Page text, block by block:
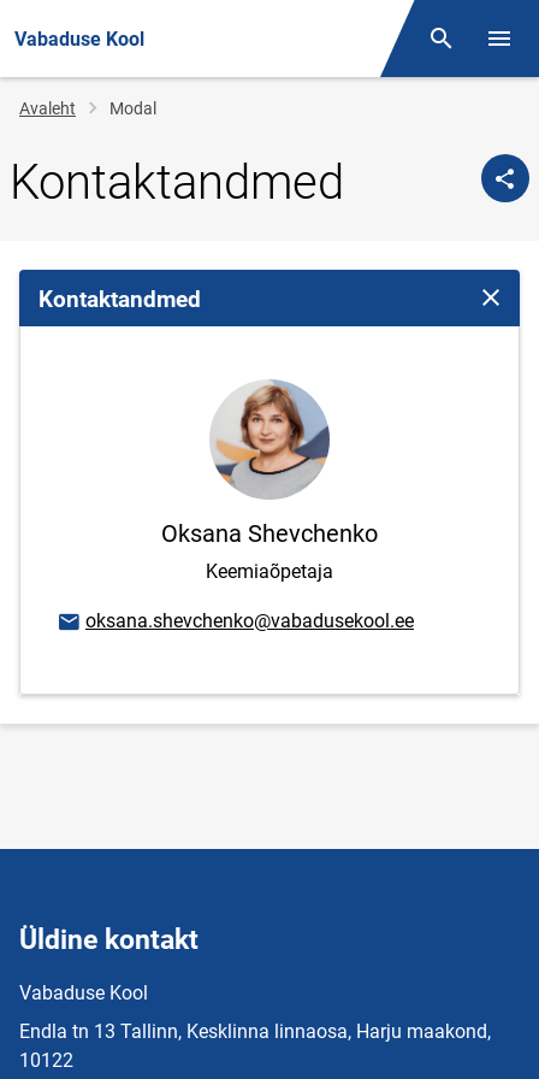
Vabaduse Kool Otsing
Jälglink
Avaleht Modal
Kontaktandmed
Kontaktandmed Sulge
Oksana Shevchenko
Keemiaõpetaja
E-posti aadress
oksana.shevchenko@vabadusekool.ee
Üldine kontakt
Vabaduse Kool
Endla tn 13 Tallinn, Kesklinna linnaosa, Harju maakond,
10122